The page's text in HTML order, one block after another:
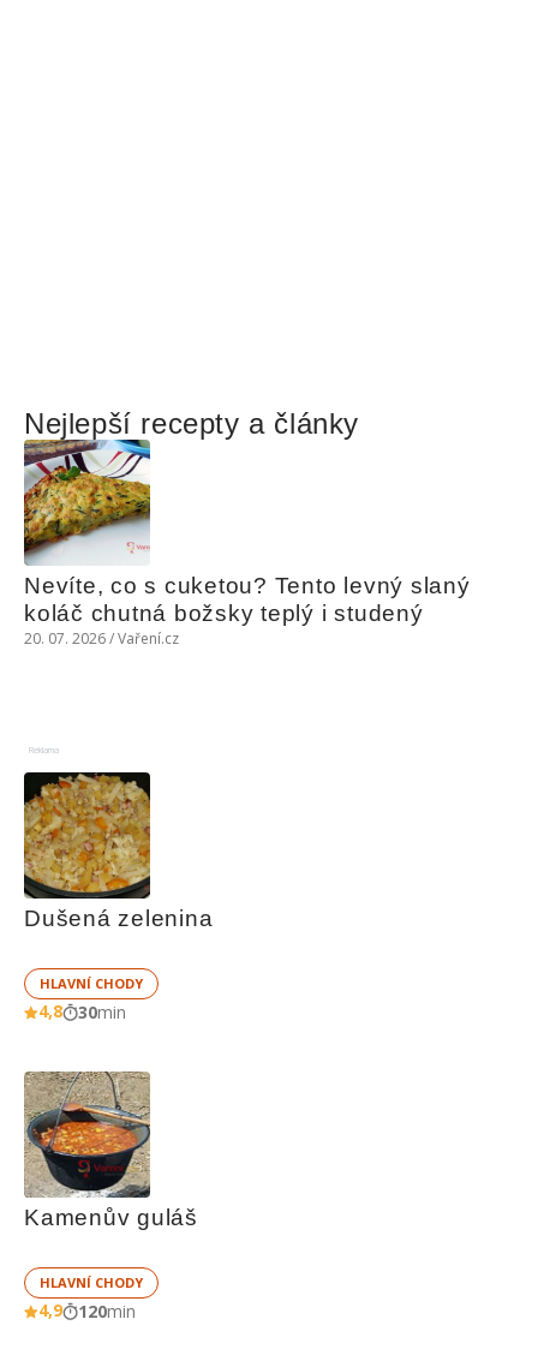
Nejlepší recepty a články
Nevíte, co s cuketou? Tento levný slaný
koláč chutná božsky teplý i studený
20. 07. 2026 / Vaření.cz
Reklama
Dušená zelenina
HLAVNÍ CHODY
4,8 30min
Kamenův guláš
HLAVNÍ CHODY
4,9 120min